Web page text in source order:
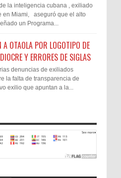
la inteligencia cubana , exiliado
en Miami, aseguró que el alto
un Programa...
OTAOLA POR LOGOTIPO DE
Y ERRORES DE SIGLAS
denuncias de exiliados
la falta de transparencia de
exilio que apuntan a la...